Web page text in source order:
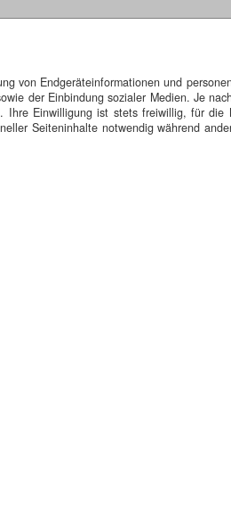
von Endgeräteinformationen und
der Einbindung sozialer Medien. Je
Einwilligung ist stets freiwillig, für
Seiteninhalte notwendig während
Im See befinden sich
Bezug zum Untersee. Falls